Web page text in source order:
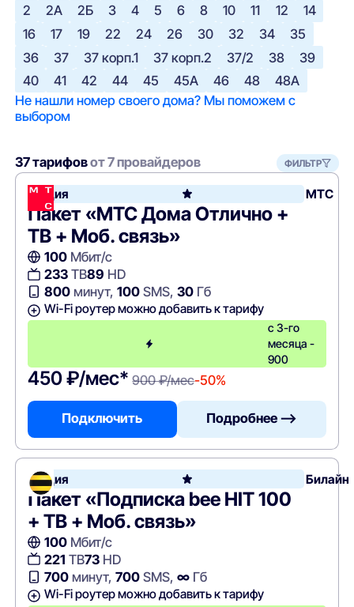
2
2А 2Б 3 4 5 6 8 10 11 12
14
16
17 19 22 24 26 30 32 34
35
36
37 37 корп.1 37 корп.2 37/2 38
39
40
41 42 44 45 45А 46 48
48А
Не нашли номер своего дома? Мы поможем с
выбором
37 тарифовот 7 провайдеров ФИЛЬТР
Акция МТС
Пакет «МТС Дома Отлично +
ТВ + Моб. связь»
100Мбит/с
233ТВ89 HD
800минут, 100SMS, 30Гб
Wi-Fi роутер можно добавить к тарифу
с 3-го
месяца -
900
450 ₽/мес* 900 ₽/мес-50%
Подключить Подробнее —>
Акция Билайн
Пакет «Подписка bee HIT 100
+ ТВ + Моб. связь»
100Мбит/с
221 ТВ73HD
700минут, 700SMS, ∞Гб
Wi-Fi роутер можно добавить к тарифу